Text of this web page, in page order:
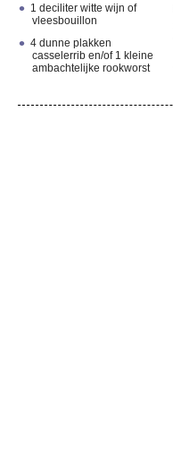
1 deciliter witte wijn of
vleesbouillon
4 dunne plakken
casselerrib en/of 1 kleine
ambachtelijke rookworst